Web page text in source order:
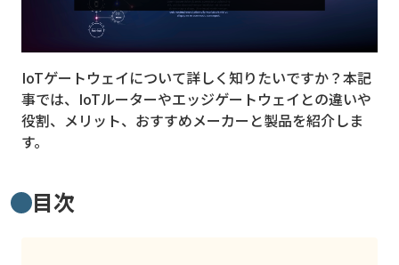
クラウド
M2M
VPN
スマート〇〇
スマート農業
IoTゲートウェイについて詳しく知りたいですか？本記
事では、IoTルーターやエッジゲートウェイとの違いや
役割、メリット、​​おすすめメーカーと製品を紹介しま
す。
目次